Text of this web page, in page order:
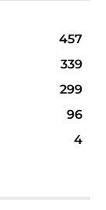
457
339
299
96
4